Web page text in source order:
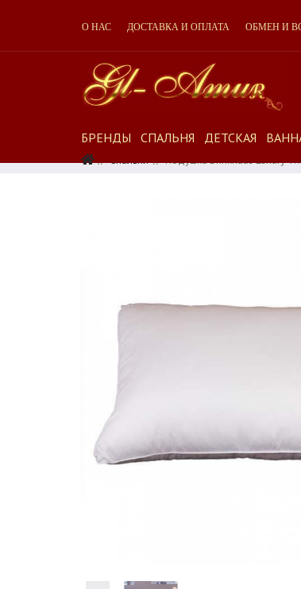
О НАС ДОСТАВКА И ОПЛАТА ОБМЕН И
БРЕНДЫ СПАЛЬНЯ ДЕТСКАЯ
Спальня Подушка Brinkhaus Luxury